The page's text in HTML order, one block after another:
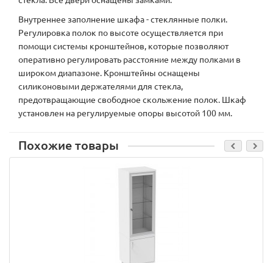
Внутреннее заполнение шкафа - стеклянные полки.
Регулировка полок по высоте осуществляется при
помощи системы кронштейнов, которые позволяют
оперативно регулировать расстояние между полками в
широком диапазоне. Кронштейны оснащены
силиконовыми держателями для стекла,
предотвращающие свободное скольжение полок. Шкаф
установлен на регулируемые опоры высотой 100 мм.
Похожие товары